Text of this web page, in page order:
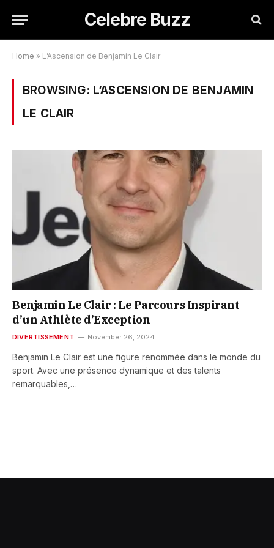
Celebre Buzz
Home » L’Ascension de Benjamin Le Clair
BROWSING: L’ASCENSION DE BENJAMIN
LE CLAIR
Benjamin Le Clair : Le Parcours Inspirant
d’un Athlète d’Exception
DIVERTISSEMENT November 26, 2024
Benjamin Le Clair est une figure renommée dans le monde du
sport. Avec une présence dynamique et des talents
remarquables,…